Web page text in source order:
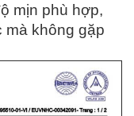
mịn phù hợp,
không gặp